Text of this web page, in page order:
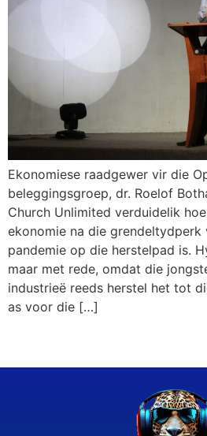
Ekonomiese raadgewer vir die
beleggingsgroep, dr. Roelof
Church Unlimited verduidelik
ekonomie na die
pandemie op die herstelpad is.
maar met rede, omdat die
industrieë reeds herstel het tot
as voor die […]